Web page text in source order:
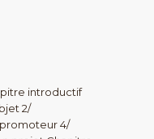
introductif
2/
4/